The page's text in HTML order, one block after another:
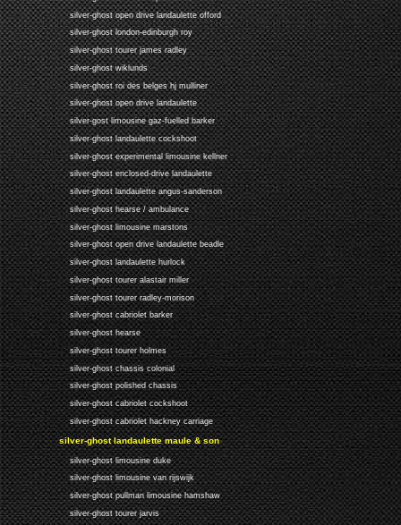
silver-ghost open drive landaulette offord
silver-ghost london-edinburgh roy
silver-ghost tourer james radley
silver-ghost wiklunds
silver-ghost roi des belges hj mulliner
silver-ghost open drive landaulette
silver-gost limousine gaz-fuelled barker
silver-ghost landaulette cockshoot
silver-ghost experimental limousine kellner
silver-ghost enclosed-drive landaulette
silver-ghost landaulette angus-sanderson
silver-ghost hearse / ambulance
silver-ghost limousine marstons
silver-ghost open drive landaulette beadle
silver-ghost landaulette hurlock
silver-ghost tourer alastair miller
silver-ghost tourer radley-morison
silver-ghost cabriolet barker
silver-ghost hearse
silver-ghost tourer holmes
silver-ghost chassis colonial
silver-ghost polished chassis
silver-ghost cabriolet cockshoot
silver-ghost cabriolet hackney carriage
silver-ghost landaulette maule & son
silver-ghost limousine duke
silver-ghost limousine van rijswijk
silver-ghost pullman limousine hamshaw
silver-ghost tourer jarvis